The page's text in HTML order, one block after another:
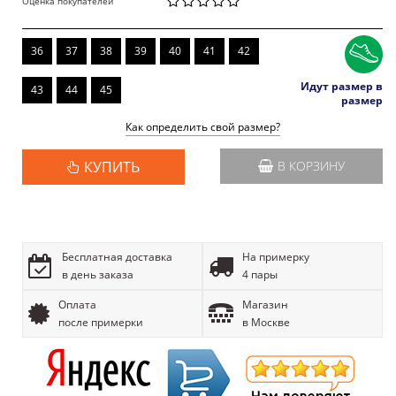
36 37 38 39 40 41 42
43 44 45
Идут размер в
размер
Как определить свой размер?
КУПИТЬ В КОРЗИНУ
Бесплатная доставка
в день заказа
На примерку
4 пары
Оплата
после примерки
Магазин
в Москве